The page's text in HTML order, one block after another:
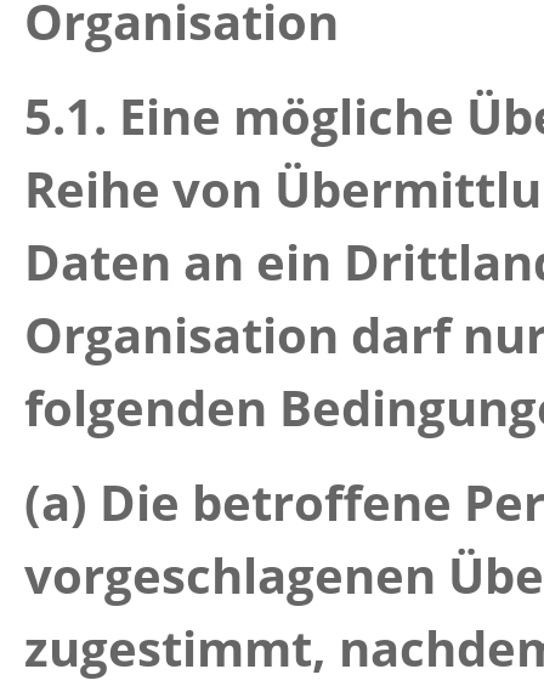
Organisation
5.1. Eine mögliche
Reihe von
Daten an ein
Organisation darf
folgenden
(a) Die betroffene
vorgeschlagenen
zugestimmt,